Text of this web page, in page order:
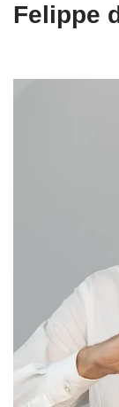
Felippe